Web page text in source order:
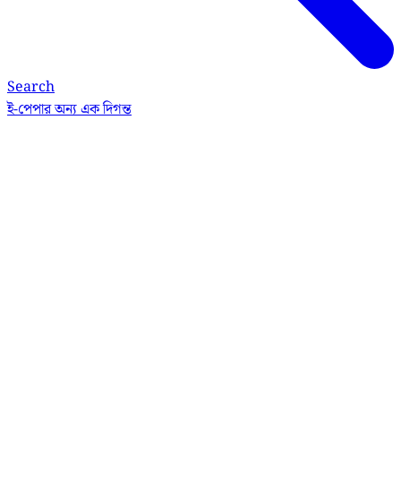
Search
ই-পেপারঅন্য এক দিগন্ত